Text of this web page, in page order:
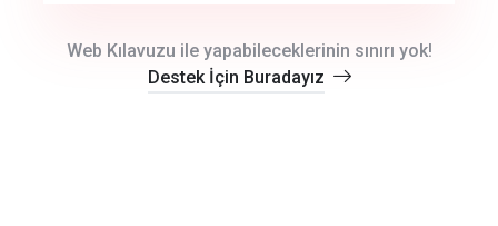
Web Kılavuzu ile yapabileceklerinin sınırı yok!
Destek İçin Buradayız